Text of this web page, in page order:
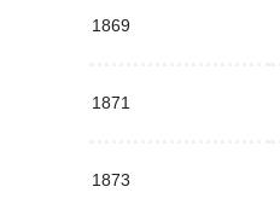
1869
1871
1873